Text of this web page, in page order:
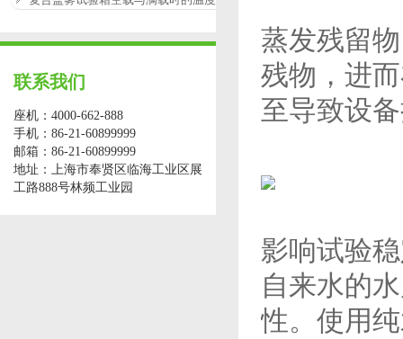
联系我们
座机：4000-662-888
手机：86-21-60899999
邮箱：86-21-60899999
地址：上海市奉贤区临海工业区展
工路888号林频工业园
蒸发残留
残物，进
至导致设
影响试验
自来水的
性。使用